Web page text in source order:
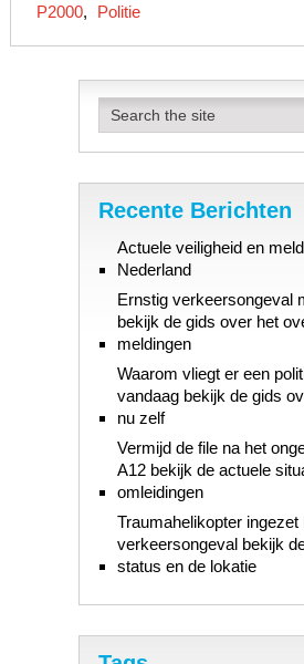
P2000, Politie
Recente Berichten
Actuele veiligheid en
Nederland
Ernstig verkeersongeval
bekijk de gids over het
meldingen
Waarom vliegt er een
vandaag bekijk de gids
nu zelf
Vermijd de file na het
A12 bekijk de actuele
omleidingen
Traumahelikopter ingezet
verkeersongeval bekijk
status en de lokatie